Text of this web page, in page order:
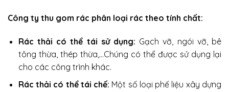
Công ty thu gom rác phân loại rác theo tính chất:
Rác thải có thể tái sử dụng: Gạch vỡ, ngói vỡ, bê
tông thừa, thép thừa,…Chúng có thể được sử dụng lại
cho các công trình khác.
Rác thải có thể tái chế: Một số loại phế liệu xây dựng